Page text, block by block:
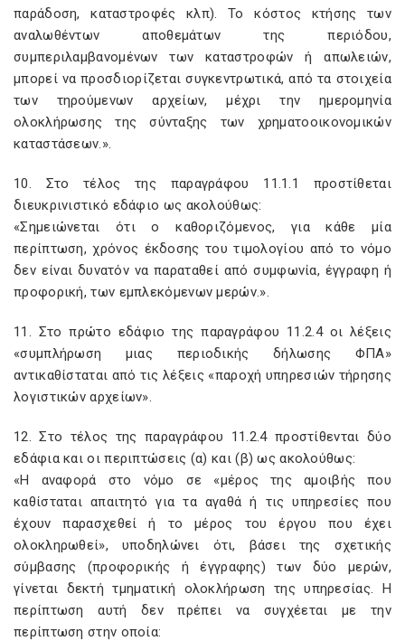
παράδοση, καταστροφές κλπ). Το κόστος κτήσης των
αναλωθέντων αποθεμάτων της περιόδου,
συμπεριλαμβανομένων των καταστροφών ή απωλειών,
μπορεί να προσδιορίζεται συγκεντρωτικά, από τα στοιχεία
των τηρούμενων αρχείων, μέχρι την ημερομηνία
ολοκλήρωσης της σύνταξης των χρηματοοικονομικών
καταστάσεων.».
10. Στο τέλος της παραγράφου 11.1.1 προστίθεται
διευκρινιστικό εδάφιο ως ακολούθως:
«Σημειώνεται ότι ο καθοριζόμενος, για κάθε μία
περίπτωση, χρόνος έκδοσης του τιμολογίου από το νόμο
δεν είναι δυνατόν να παραταθεί από συμφωνία, έγγραφη ή
προφορική, των εμπλεκόμενων μερών.».
11. Στο πρώτο εδάφιο της παραγράφου 11.2.4 οι λέξεις
«συμπλήρωση μιας περιοδικής δήλωσης ΦΠΑ»
αντικαθίσταται από τις λέξεις «παροχή υπηρεσιών τήρησης
λογιστικών αρχείων».
12. Στο τέλος της παραγράφου 11.2.4 προστίθενται δύο
εδάφια και οι περιπτώσεις (α) και (β) ως ακολούθως:
«Η αναφορά στο νόμο σε «μέρος της αμοιβής που
καθίσταται απαιτητό για τα αγαθά ή τις υπηρεσίες που
έχουν παρασχεθεί ή το μέρος του έργου που έχει
ολοκληρωθεί», υποδηλώνει ότι, βάσει της σχετικής
σύμβασης (προφορικής ή έγγραφης) των δύο μερών,
γίνεται δεκτή τμηματική ολοκλήρωση της υπηρεσίας. Η
περίπτωση αυτή δεν πρέπει να συγχέεται με την
περίπτωση στην οποία: